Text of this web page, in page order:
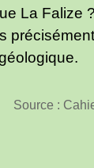
La Falize
Source :